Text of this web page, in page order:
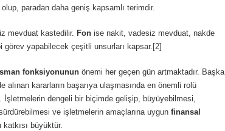
paradan daha geniş kapsamlı terimdir.
mevduat kastedilir. Fon ise nakit, vadesiz mevduat, nakde
yapabilecek çeşitli unsurları kapsar. [2]
fonksiyonunun önemi her geçen gün artmaktadır. Başka
alınan kararların başarıya ulaşmasında en önemli rolü
İşletmelerin dengeli bir biçimde gelişip, büyüyebilmesi,
ve işletmelerin amaçlarına uygun finansal
büyüktür.